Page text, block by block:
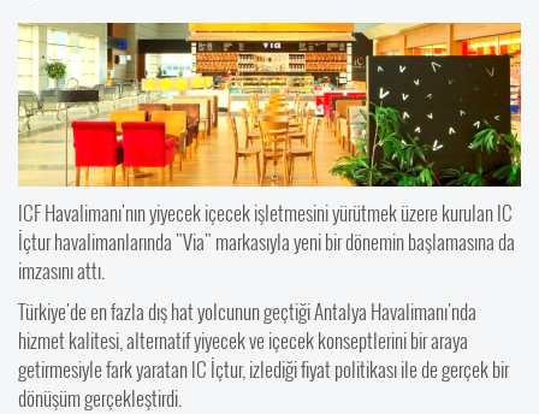
ICF Havalimanı'nın yiyecek içecek işletmesini yürütmek üzere kurulan IC
İçtur havalimanlarında "Via" markasıyla yeni bir dönemin başlamasına da
imzasını attı.
Türkiye'de en fazla dış hat yolcunun geçtiği Antalya Havalimanı'nda
hizmet kalitesi, alternatif yiyecek ve içecek konseptlerini bir araya
getirmesiyle fark yaratan IC İçtur, izlediği fiyat politikası ile de gerçek bir
dönüşüm gerçekleştirdi.